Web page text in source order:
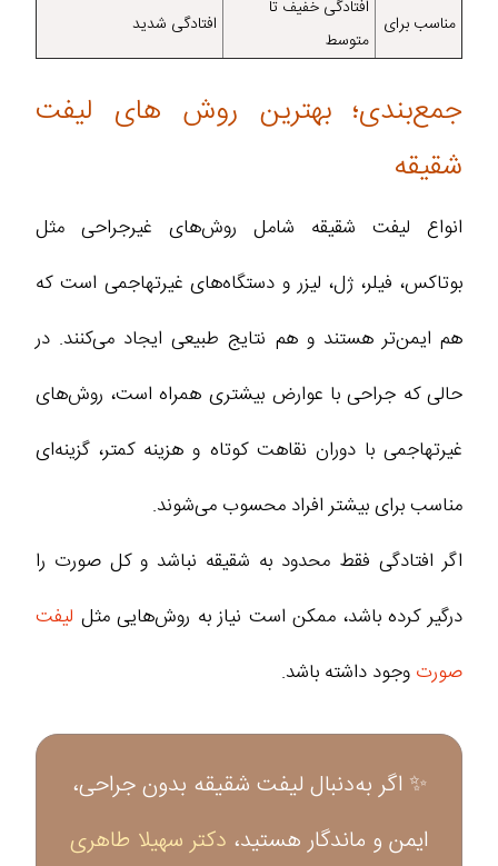
مناسب برای
افتادگی خفیف تا
متوسط
افتادگی شدید
جمع‌بندی؛ بهترین روش های لیفت
شقیقه
انواع لیفت شقیقه شامل روش‌های غیرجراحی مثل
بوتاکس، فیلر، ژل، لیزر و دستگاه‌های غیرتهاجمی است که
هم ایمن‌تر هستند و هم نتایج طبیعی ایجاد می‌کنند. در
حالی که جراحی با عوارض بیشتری همراه است، روش‌های
غیرتهاجمی با دوران نقاهت کوتاه و هزینه کمتر، گزینه‌ای
مناسب برای بیشتر افراد محسوب می‌شوند.
اگر افتادگی فقط محدود به شقیقه نباشد و کل صورت را
درگیر کرده باشد، ممکن است نیاز به روش‌هایی مثل لیفت
صورت وجود داشته باشد.
✨ اگر به‌دنبال لیفت شقیقه بدون جراحی،
ایمن و ماندگار هستید، دکتر سهیلا طاهری